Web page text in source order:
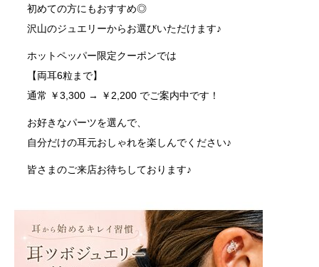
初めての方にもおすすめ◎
沢山のジュエリーからお選びいただけます♪
ホットペッパー限定クーポンでは
【両耳6粒まで】
通常 ￥3,300 → ￥2,200 でご案内中です！
お好きなパーツを選んで、
自分だけの耳元おしゃれを楽しんでください♪
皆さまのご来店お待ちしております♪